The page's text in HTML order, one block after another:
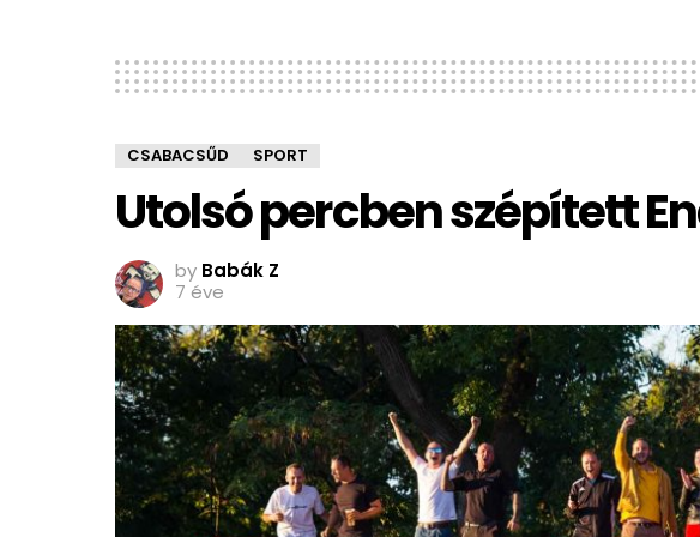
CSABACSŰD SPORT
Utolsó percben szépített
by Babák Z
7 éve